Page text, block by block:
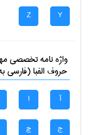
Y
Z
واژه نامه تخصصی
حروف الفبا (فارسی
آ ا
ج چ